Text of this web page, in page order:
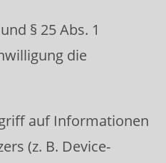
§ 25 Abs. 1
die
auf Informationen
(z. B. Device-